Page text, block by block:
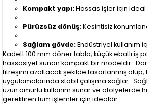
Kompakt yapı:Hassas işler için
Pürüzsüz dönüş:Kesintisiz
Sağlam gövde:Endüstriyel kullanım
Kadett 100 mm döner tabla, küçük ebatlı iş
hassasiyet sunan kompakt bir modeldir.
titreşimi azaltacak şekilde tasarlanmış
uygulamalarında stabil çalışma sağlar.
uzun ömürlü kullanım sunar ve atölyelerde
gerektiren tüm işlemler için idealdir.